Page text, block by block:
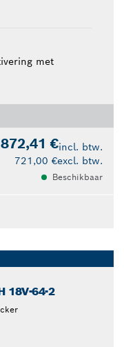
met
872,41 €incl. btw.
721,00 €excl. btw.
Beschikbaar
18V-64-2